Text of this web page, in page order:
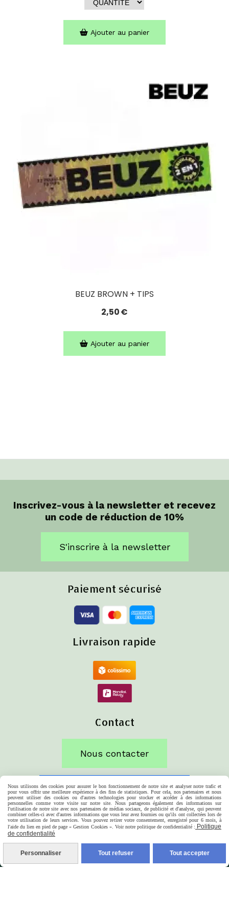
Ajouter au panier
BEUZ BROWN + TIPS
2,50€
Ajouter au panier
Inscrivez-vous à la newsletter et recevez
un code de réduction de 10%
S'inscrire à la newsletter
Paiement sécurisé
Livraison rapide
Contact
Nous contacter
Nous suivre sur Facebook
Nous utilisons des cookies pour assurer le bon fonctionnement de notre site et analyser notre trafic et
pour vous offrir une meilleure expérience à des fins de statistiques. Pour cela, nos partenaires et nous
peuvent utiliser des cookies ou d'autres technologies pour stocker et accéder à des informations
personnelles comme votre visite sur notre site. Nous partageons également des informations sur
l'utilisation de notre site avec nos partenaires de médias sociaux, de publicité et d'analyse, qui peuvent
combiner celles-ci avec d'autres informations que vous leur avez fournies ou qu'ils ont collectées lors de
votre utilisation de leurs services. Vous pouvez retirer votre consentement, enregistré pour 6 mois, à
l'aide du lien en pied de page « Gestion Cookies ». Voir notre politique de confidentialité : Politique
de confidentialité
Personnaliser Tout refuser Tout accepter